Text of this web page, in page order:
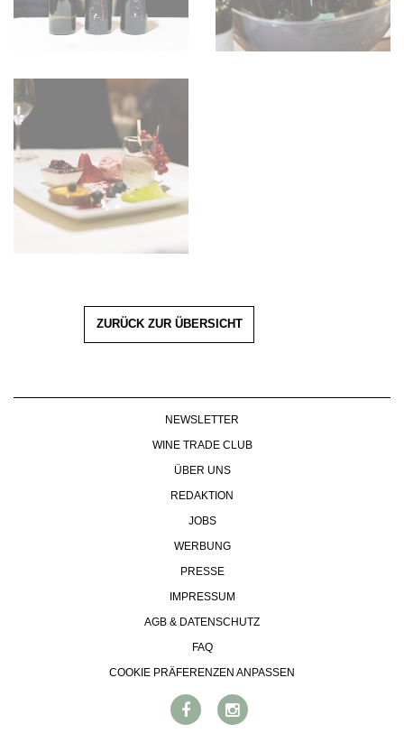
ZURÜCK ZUR ÜBERSICHT
NEWSLETTER
WINE TRADE CLUB
ÜBER UNS
REDAKTION
JOBS
WERBUNG
PRESSE
IMPRESSUM
AGB & DATENSCHUTZ
FAQ
COOKIE PRÄFERENZEN ANPASSEN